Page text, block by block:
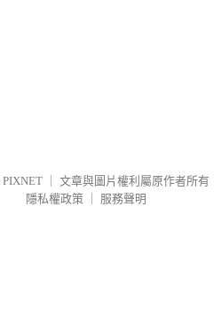
PIXNET
文章與圖片權利屬原作者所有
隱私權政策
服務聲明